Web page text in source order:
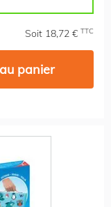
Soit 18,72 € TTC
panier